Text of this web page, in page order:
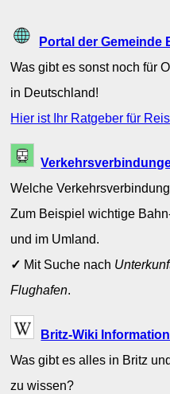
Portal der Gemeinde
Was gibt es sonst noch für
in Deutschland!
Hier ist Ihr Ratgeber für
Welche
Zum Beispiel wichtige
und im Umland.
✓ Mit Suche nach
Flughafen.
Britz-Wiki
Was gibt es alles in Britz
zu wissen?